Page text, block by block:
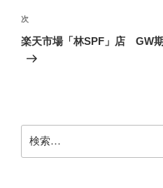
ゲ
ー
シ
次
の
次
楽天市場「林SPF」店 GW
索: